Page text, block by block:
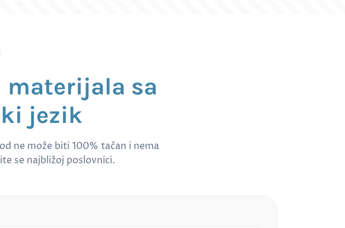
materijala sa
jezik
ne može biti 100% tačan i nema
se najbližoj poslovnici.